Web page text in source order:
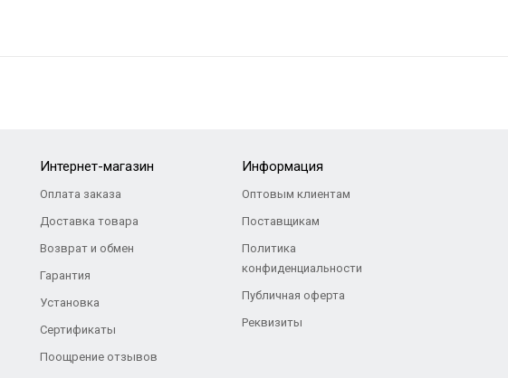
Интернет-магазин
Оплата заказа
Доставка товара
Возврат и обмен
Гарантия
Установка
Сертификаты
Поощрение отзывов
Информация
Оптовым клиентам
Поставщикам
Политика
конфиденциальности
Публичная оферта
Реквизиты